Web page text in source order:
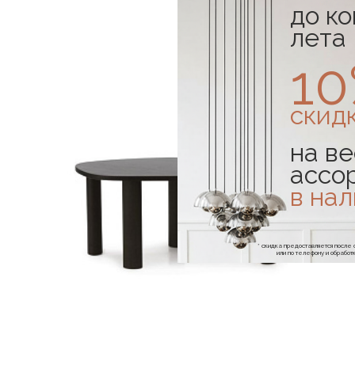
до
лета
на
в
* скидка предоставляется
или по телефону и